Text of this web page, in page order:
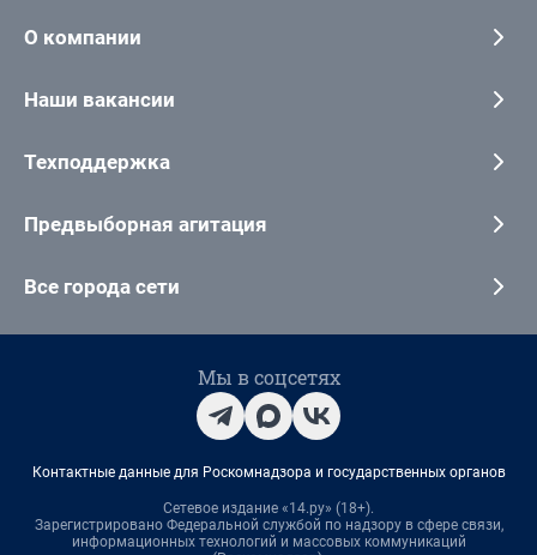
О компании
Наши вакансии
Техподдержка
Предвыборная агитация
Все города сети
Мы в соцсетях
Контактные данные для Роскомнадзора и государственных органов
Сетевое издание «14.ру» (18+).
Зарегистрировано Федеральной службой по надзору в сфере связи,
информационных технологий и массовых коммуникаций